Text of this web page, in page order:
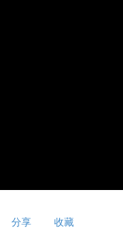
分享 收藏